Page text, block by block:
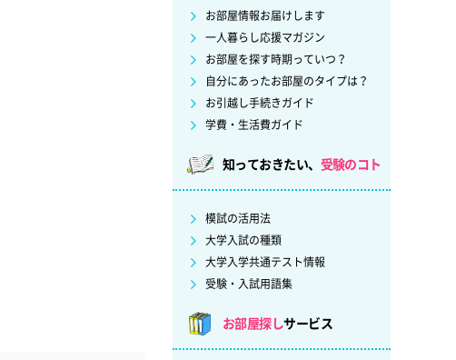
お部屋情報お届けします
一人暮らし応援マガジン
お部屋を探す時期っていつ？
自分にあったお部屋のタイプは？
お引越し手続きガイド
学費・生活費ガイド
知っておきたい、 受験のコト
模試の活用法
大学入試の種類
大学入学共通テスト情報
受験・入試用語集
お部屋探しサービス